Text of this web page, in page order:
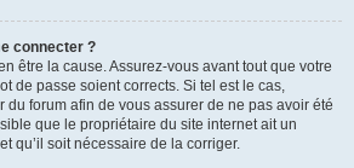
connecter ?
être la cause. Assurez-vous avant tout que votre
de passe soient corrects. Si tel est le cas,
du forum afin de vous assurer de ne pas avoir été
que le propriétaire du site internet ait un
qu’il soit nécessaire de la corriger.